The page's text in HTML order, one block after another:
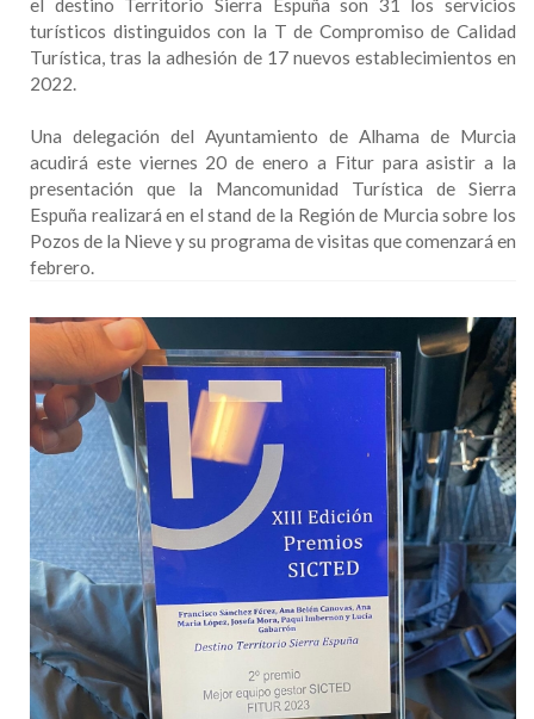
el destino Territorio Sierra Espuña son 31 los servicios
turísticos distinguidos con la T de Compromiso de Calidad
Turística, tras la adhesión de 17 nuevos establecimientos en
2022.
Una delegación del Ayuntamiento de Alhama de Murcia
acudirá este viernes 20 de enero a Fitur para asistir a la
presentación que la Mancomunidad Turística de Sierra
Espuña realizará en el stand de la Región de Murcia sobre los
Pozos de la Nieve y su programa de visitas que comenzará en
febrero.